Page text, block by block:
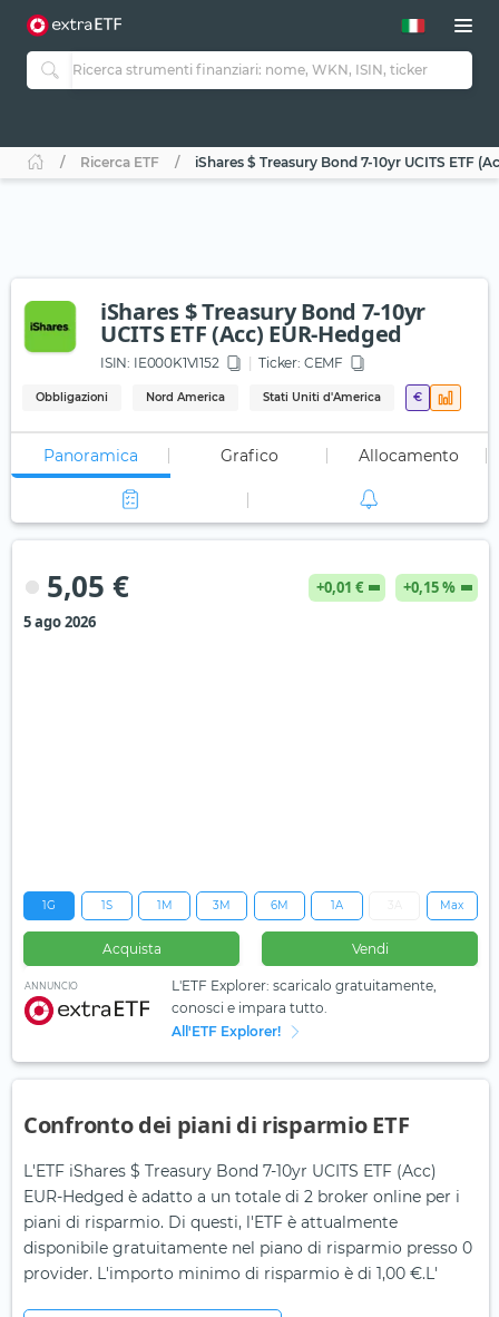
Ricerca ETF iShares $ Treasury Bond 7-10yr UCITS ETF
iShares $ Treasury Bond 7-10yr
UCITS ETF (Acc) EUR-Hedged
ISIN: IE000K1VI152 Ticker: CEMF
Obbligazioni Nord America Stati Uniti d'America €
Panoramica Grafico Allocamento
5,05 € +0,01 €
+0,15 %
5 ago 2026
1G 1S 1M 3M 6M 1A Max
Acquista Vendi
ANNUNCIO
L'ETF Explorer: scaricalo gratuitamente,
conosci e impara tutto.
All'ETF Explorer!
Confronto dei piani di risparmio ETF
L'ETF iShares $ Treasury Bond 7-10yr UCITS ETF (Acc)
EUR-Hedged è adatto a un totale di 2 broker online per i
piani di risparmio. Di questi, l'ETF è attualmente
disponibile gratuitamente nel piano di risparmio presso 0
provider. L'importo minimo di risparmio è di 1,00 €.L'